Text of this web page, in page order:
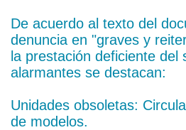
De acuerdo al texto del
denuncia en "graves y
la prestación deficiente
alarmantes se destacan:
Unidades obsoletas:
de modelos.